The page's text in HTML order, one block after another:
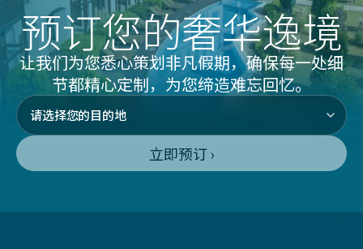
预订您的奢华逸境
让我们为您悉心策划非凡假期，确保每一处细
节都精心定制，为您缔造难忘回忆。
立即预订 ›